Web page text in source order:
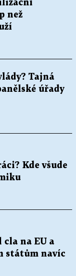
než
Tajná
úřady
Kde všude
cla na EU a
státům navíc